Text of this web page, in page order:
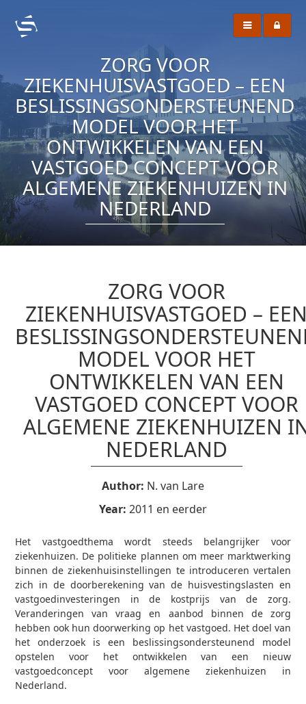
ZORG VOOR
ZIEKENHUISVASTGOED – EEN
BESLISSINGSONDERSTEUNEND
MODEL VOOR HET
ONTWIKKELEN VAN EEN
VASTGOED CONCEPT VOOR
ALGEMENE ZIEKENHUIZEN IN
NEDERLAND
ZORG VOOR
ZIEKENHUISVASTGOED –
MODEL VOOR HET
ONTWIKKELEN VAN EEN
VASTGOED CONCEPT VOOR
ALGEMENE ZIEKENHUIZEN
NEDERLAND
Author: N. van Lare
Year: 2011 en eerder
Het vastgoedthema wordt steeds belangrijker voor
ziekenhuizen. De politieke plannen om meer marktwerking
binnen de ziekenhuisinstellingen te introduceren vertalen
zich in de doorberekening van de huisvestingslasten en
vastgoedinvesteringen in de kostprijs van de zorg.
Veranderingen van vraag en aanbod binnen de zorg
hebben ook hun doorwerking op het vastgoed. Het doel van
het onderzoek is een beslissingsondersteunend model
opstelen voor het ontwikkelen van een nieuw
vastgoedconcept voor algemene ziekenhuizen in
Nederland.